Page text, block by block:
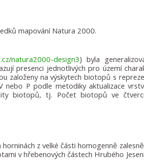
mapování Natura 2000.
natura2000-design3) byla
presenci jednotlivých pro území
založeny na výskytech biotopů s
P podle metodiky aktualizace
biotopů, tj. Počet biotopů ve
z velké části homogenně
v hřebenových částech Hrubého